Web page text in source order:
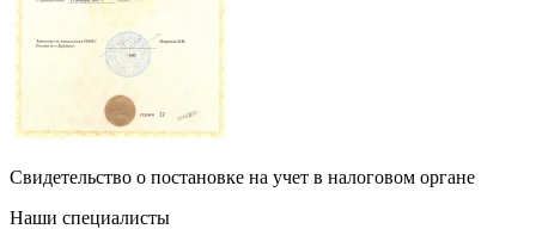
Свидетельство о постановке на учет в налоговом органе
Наши специалисты